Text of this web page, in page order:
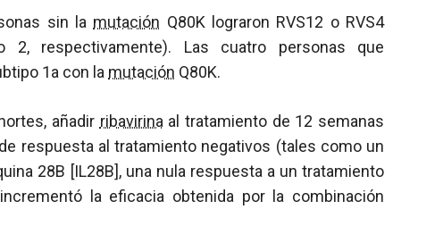
sin la mutación Q80K lograron RVS12 o RVS4
2, respectivamente). Las cuatro personas que
1a con la mutación Q80K.
añadir ribavirina al tratamiento de 12 semanas
respuesta al tratamiento negativos (tales como un
28B [IL28B], una nula respuesta a un tratamiento
la eficacia obtenida por la combinación